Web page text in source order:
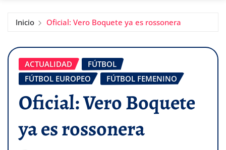
Inicio Oficial: Vero Boquete ya es rossonera
ACTUALIDAD
FÚTBOL
FÚTBOL EUROPEO
FÚTBOL FEMENINO
Oficial: Vero Boquete
ya es rossonera